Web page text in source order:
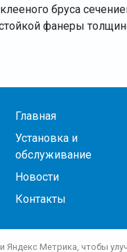
бруса
фанеры
Главная
Установка и
обслуживание
Новости
Контакты
Яндекс Метрика, чтобы